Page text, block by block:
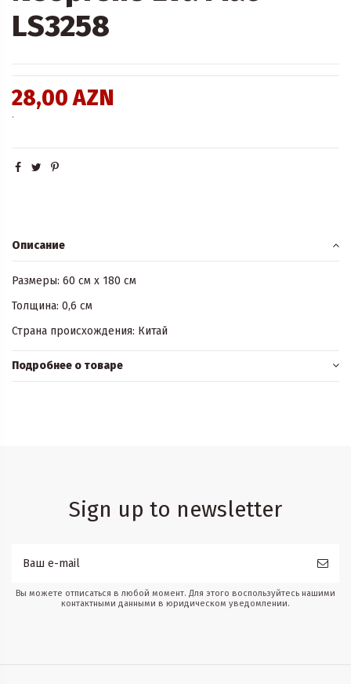
LS3258
28,00 AZN
.
Описание
Размеры: 60 см x 180 см
Толщина: 0,6 см
Страна происхождения: Китай
Подробнее о товаре
Sign up to newsletter
Вы можете отписаться в любой момент. Для этого воспользуйтесь нашими
контактными данными в юридическом уведомлении.